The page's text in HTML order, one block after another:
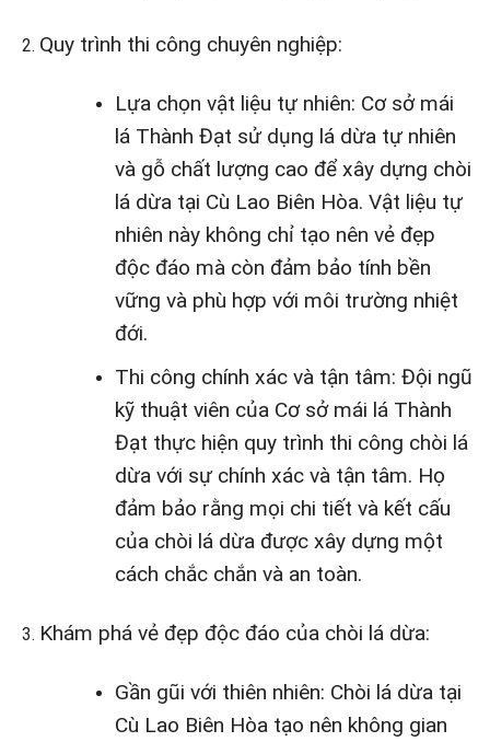
Quy trình thi công chuyên nghiệp:
Lựa chọn vật liệu tự nhiên: Cơ sở mái
lá Thành Đạt sử dụng lá dừa tự nhiên
và gỗ chất lượng cao để xây dựng chòi
lá dừa tại Cù Lao Biên Hòa. Vật liệu tự
nhiên này không chỉ tạo nên vẻ đẹp
độc đáo mà còn đảm bảo tính bền
vững và phù hợp với môi trường nhiệt
đới.
Thi công chính xác và tận tâm: Đội ngũ
kỹ thuật viên của Cơ sở mái lá Thành
Đạt thực hiện quy trình thi công chòi lá
dừa với sự chính xác và tận tâm. Họ
đảm bảo rằng mọi chi tiết và kết cấu
của chòi lá dừa được xây dựng một
cách chắc chắn và an toàn.
Khám phá vẻ đẹp độc đáo của chòi lá dừa:
Gần gũi với thiên nhiên: Chòi lá dừa tại
Cù Lao Biên Hòa tạo nên không gian